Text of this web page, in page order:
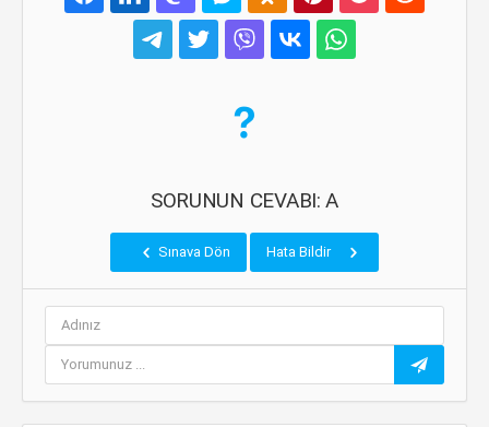
SORUNUN CEVABI: A
Sınava Dön Hata Bildir